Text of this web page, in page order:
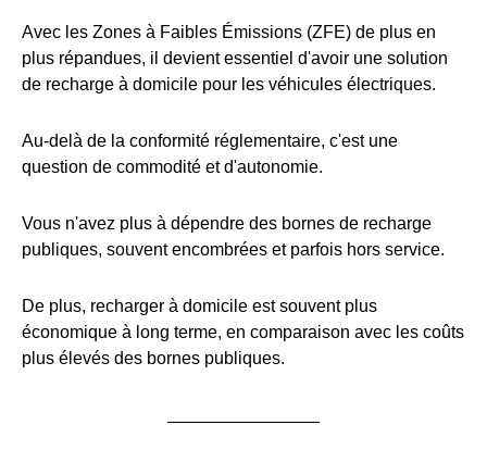
Avec les Zones à Faibles Émissions (ZFE) de plus en
plus répandues, il devient essentiel d'avoir une solution
de recharge à domicile pour les véhicules électriques.
Au-delà de la conformité réglementaire, c'est une
question de commodité et d'autonomie.
Vous n'avez plus à dépendre des bornes de recharge
publiques, souvent encombrées et parfois hors service.
De plus, recharger à domicile est souvent plus
économique à long terme, en comparaison avec les coûts
plus élevés des bornes publiques.